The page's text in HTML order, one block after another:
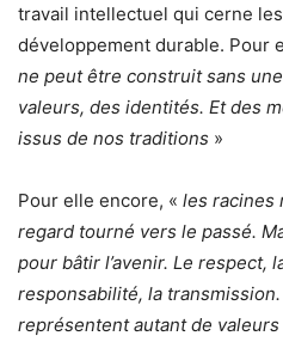
travail intellectuel qui cerne
développement durable. Pour
ne peut être construit sans
valeurs, des identités. Et des
issus de nos traditions »
Pour elle encore, « les racines
regard tourné vers le passé.
pour bâtir l’avenir. Le respect,
responsabilité, la
représentent autant de